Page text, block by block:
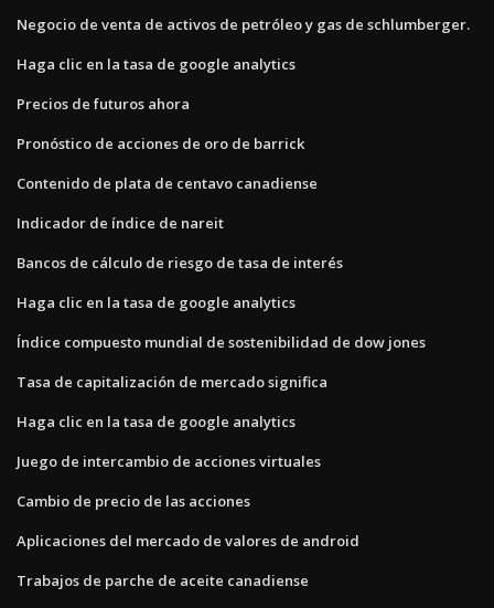
Negocio de venta de activos de petróleo y gas de schlumberger.
Haga clic en la tasa de google analytics
Precios de futuros ahora
Pronóstico de acciones de oro de barrick
Contenido de plata de centavo canadiense
Indicador de índice de nareit
Bancos de cálculo de riesgo de tasa de interés
Haga clic en la tasa de google analytics
Índice compuesto mundial de sostenibilidad de dow jones
Tasa de capitalización de mercado significa
Haga clic en la tasa de google analytics
Juego de intercambio de acciones virtuales
Cambio de precio de las acciones
Aplicaciones del mercado de valores de android
Trabajos de parche de aceite canadiense